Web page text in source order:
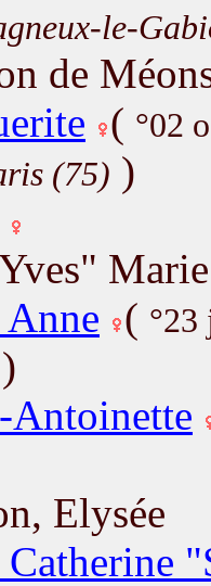
le-
de
( °02
(75) )
(
)
Antoinette
Elysée